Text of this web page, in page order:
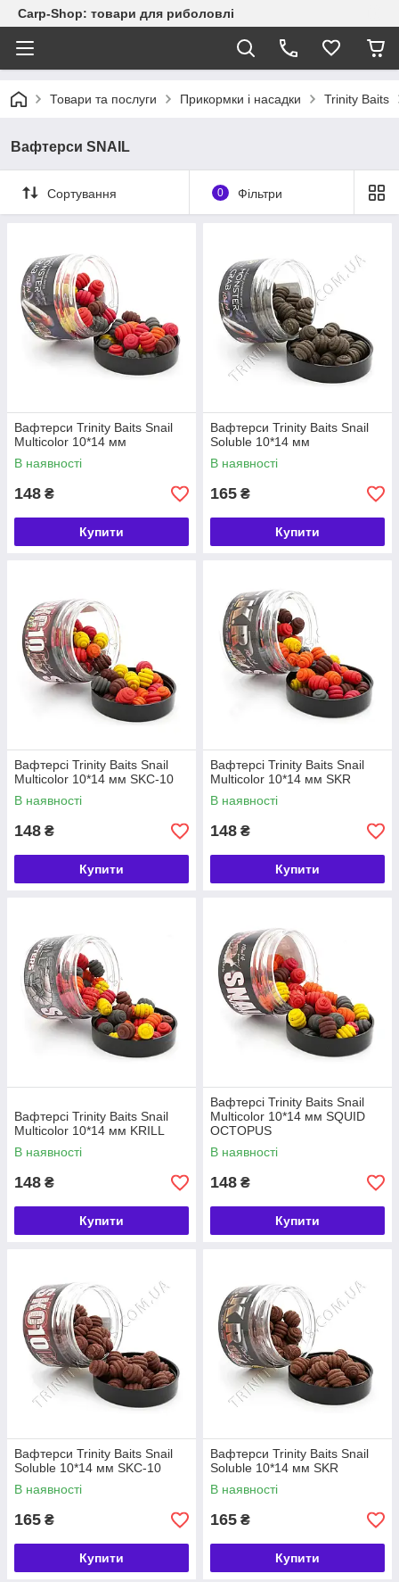
Carp-Shop: товари для риболовлі
Товари та послуги Прикормки і насадки Trinity Baits
Вафтерси SNAIL
Сортування 0 Фільтри
Вафтерси Trinity Baits Snail
Multicolor 10*14 мм
В наявності
148 ₴
Купити
Вафтерси Trinity Baits Snail
Soluble 10*14 мм
В наявності
165 ₴
Купити
Вафтерсі Trinity Baits Snail
Multicolor 10*14 мм SKC-10
В наявності
148 ₴
Купити
Вафтерсі Trinity Baits Snail
Multicolor 10*14 мм SKR
В наявності
148 ₴
Купити
Вафтерсі Trinity Baits Snail
Multicolor 10*14 мм KRILL
В наявності
148 ₴
Купити
Вафтерсі Trinity Baits Snail
Multicolor 10*14 мм SQUID
OCTOPUS
В наявності
148 ₴
Купити
Вафтерси Trinity Baits Snail
Soluble 10*14 мм SKC-10
В наявності
165 ₴
Купити
Вафтерси Trinity Baits Snail
Soluble 10*14 мм SKR
В наявності
165 ₴
Купити